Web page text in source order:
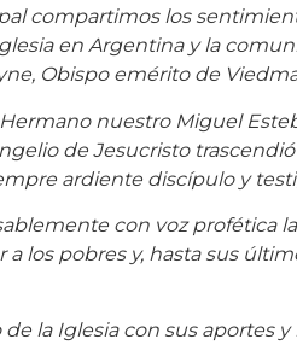
compartimos los
en Argentina y la
Obispo emérito de
nuestro Miguel
de Jesucristo trascendió
ardiente discípulo y
con voz profética
los pobres y, hasta sus
la Iglesia con sus aportes y